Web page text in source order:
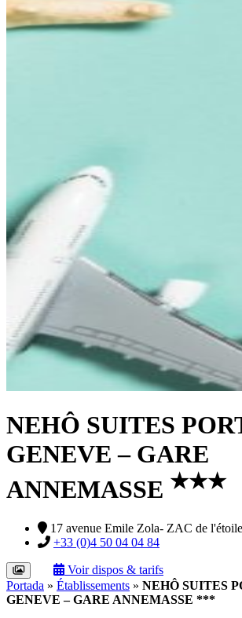
NEHÔ SUITES
GENEVE – GARE
ANNEMASSE ★★★
17 avenue Emile Zola- ZAC de
+33 (0)4 50 04 04 84
Voir dispos & tarifs
Portada » Établissements » NEHÔ SUITES
GENEVE – GARE ANNEMASSE ***